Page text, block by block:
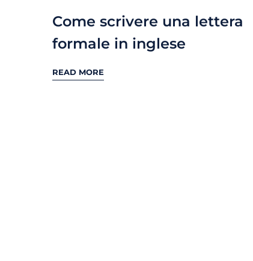
Come scrivere una lettera
formale in inglese
READ MORE